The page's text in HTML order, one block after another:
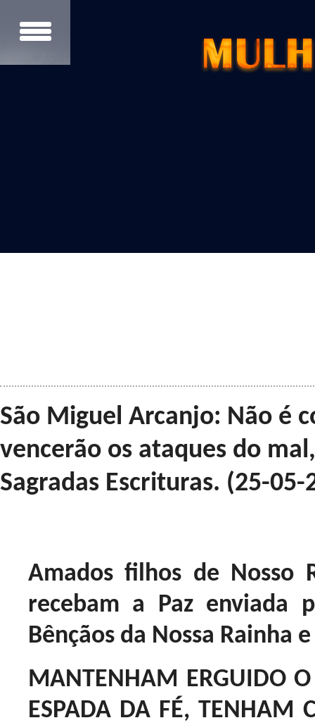
São Miguel Arcanjo: Não é
vencerão os ataques do
Sagradas Escrituras. (25-05-
Amados filhos de Nosso
recebam a Paz enviada
Bênçãos da Nossa Rainha
MANTENHAM ERGUIDO
ESPADA DA FÉ, TENHAM